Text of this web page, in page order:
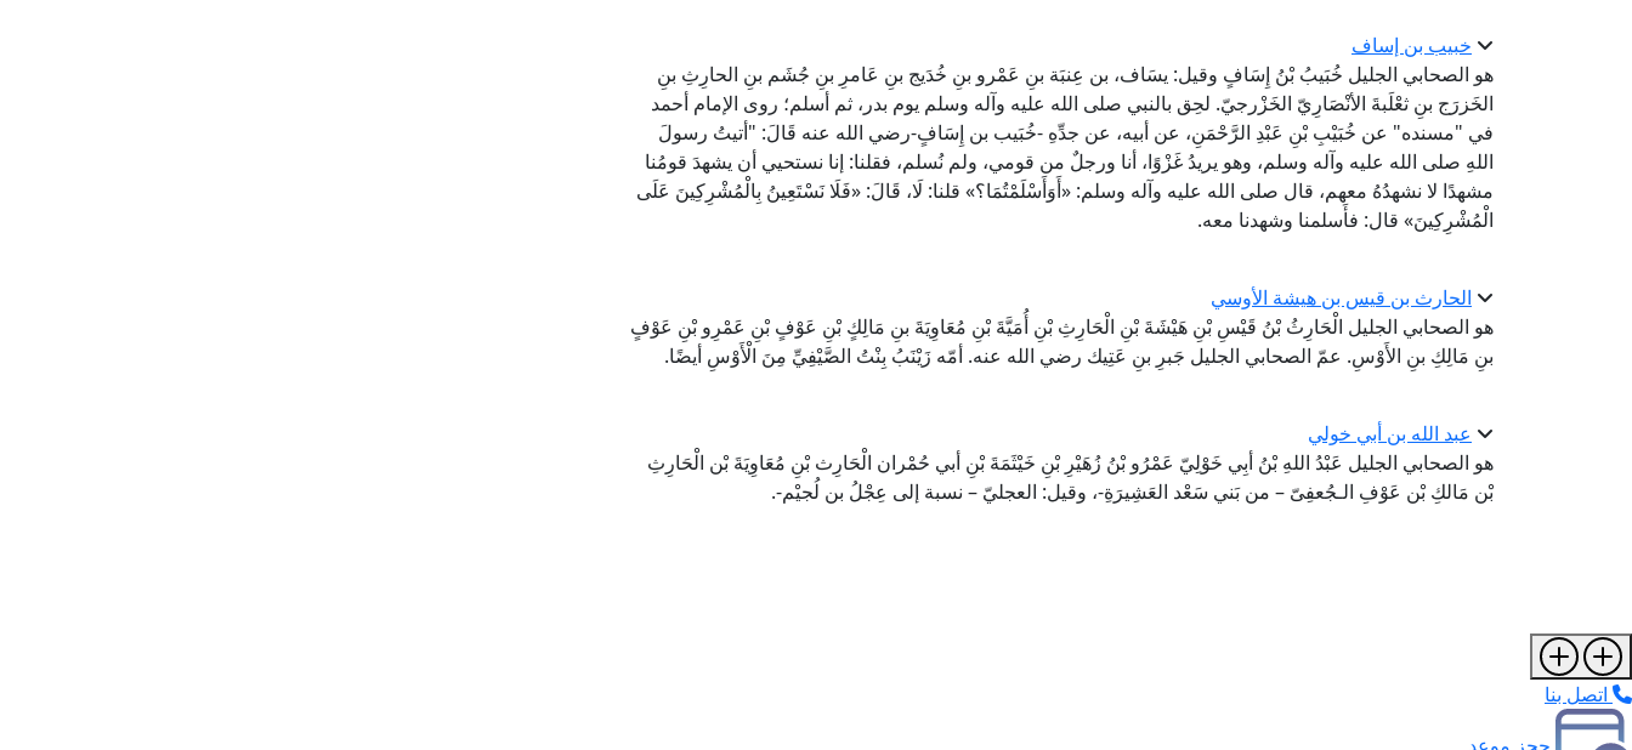
خبيب بن إساف
هو الصحابي الجليل خُبَيبُ بْنُ إِسَافٍ وقيل: يسَاف، بن عِنبَة بنِ عَمْرو بنِ خُدَيج بنِ عَامرِ بنِ جُشَم بنِ الحارِثِ بنِ
الخَزرَج بنِ ثعْلَبةَ الأنْصَارِيّ الخَزْرجيّ. لحِق بالنبي صلى الله عليه وآله وسلم يوم بدر، ثم أسلم؛ روى الإمام أحمد
في "مسنده" عن خُبَيْبِ بْنِ عَبْدِ الرَّحْمَنِ، عن أبيه، عن جدِّهِ -خُبَيب بن إِسَافٍ-رضي الله عنه قَالَ: "أتيتُ رسولَ
اللهِ صلى الله عليه وآله وسلم، وهو يريدُ غَزْوًا، أنا ورجلٌ من قومي، ولم نُسلم، فقلنا: إنا نستحيي أن يشهدَ قومُنا
مشهدًا لا نشهدُهُ معهم، قال صلى الله عليه وآله وسلم: «أَوَأَسْلَمْتُمَا؟» قلنا: لَا، قَالَ: «فَلَا نَسْتَعِينُ بِالْمُشْرِكِينَ عَلَى
الْمُشْرِكِينَ» قال: فأَسلمنا وشهدنا معه.
الحارث بن قيس بن هيشة الأوسي
هو الصحابي الجليل الْحَارِثُ بْنُ قَيْسِ بْنِ هَيْشَةَ بْنِ الْحَارِثِ بْنِ أُمَيَّةَ بْنِ مُعَاوِيَةَ بنِ مَالِكٍ بْنِ عَوْفٍ بْنِ عَمْرِو بْنِ عَوْفٍ
بنِ مَالِكِ بنِ الأَوْسِ. عمّ الصحابي الجليل جَبرِ بنِ عَتِيك رضي الله عنه. أمّه زَيْنَبُ بِنْتُ الصَّيْفِيِّ مِنَ الْأَوْسِ أيضًا.
عبد الله بن أبي خولي
هو الصحابي الجليل عَبْدُ اللهِ بْنُ أبِي خَوْلِيّ عَمْرُو بْنُ زُهَيْرِ بْنِ خَيْثَمَةَ بْنِ أبي حُمْران الْحَارِث بْنِ مُعَاوِيَةَ بْن الْحَارِثِ
بْن مَالكِ بْن عَوْفِ الـجُعفِىّ – من بَني سَعْد العَشِيرَةِ-، وقيل: العجليّ – نسبة إلى عِجْلُ بن لُجيْم-.
اتصل بنا